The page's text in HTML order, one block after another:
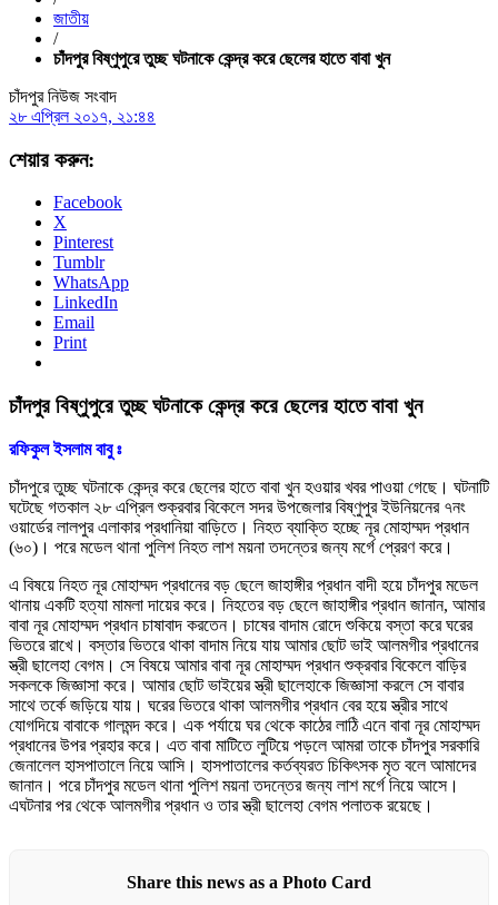
জাতীয়
/
চাঁদপুর বিষ্ণুপুরে তুচ্ছ ঘটনাকে কেন্দ্র করে ছেলের হাতে বাবা খুন
চাঁদপুর নিউজ সংবাদ
২৮ এপ্রিল ২০১৭, ২১:৪৪
শেয়ার করুন:
Facebook
X
Pinterest
Tumblr
WhatsApp
LinkedIn
Email
Print
চাঁদপুর বিষ্ণুপুরে তুচ্ছ ঘটনাকে কেন্দ্র করে ছেলের হাতে বাবা খুন
রফিকুল ইসলাম বাবু ঃ
চাঁদপুরে তুচ্ছ ঘটনাকে কেন্দ্র করে ছেলের হাতে বাবা খুন হওয়ার খবর পাওয়া গেছে। ঘটনাটি
ঘটেছে গতকাল ২৮ এপ্রিল শুক্রবার বিকেলে সদর উপজেলার বিষ্ণুপুর ইউনিয়নের ৭নং
ওয়ার্ডের লালপুর এলাকার প্রধানিয়া বাড়িতে। নিহত ব্যাক্তি হচ্ছে নূর মোহাম্মদ প্রধান
(৬০)। পরে মডেল থানা পুলিশ নিহত লাশ ময়না তদন্তের জন্য মর্গে প্রেরণ করে।
এ বিষয়ে নিহত নূর মোহাম্মদ প্রধানের বড় ছেলে জাহাঙ্গীর প্রধান বাদী হয়ে চাঁদপুর মডেল
থানায় একটি হত্যা মামলা দায়ের করে। নিহতের বড় ছেলে জাহাঙ্গীর প্রধান জানান, আমার
বাবা নূর মোহাম্মদ প্রধান চাষাবাদ করতেন। চাষের বাদাম রোদে শুকিয়ে বস্তা করে ঘরের
ভিতরে রাখে। বস্তার ভিতরে থাকা বাদাম নিয়ে যায় আমার ছোট ভাই আলমগীর প্রধানের
স্ত্রী ছালেহা বেগম। সে বিষয়ে আমার বাবা নূর মোহাম্মদ প্রধান শুক্রবার বিকেলে বাড়ির
সকলকে জিজ্ঞাসা করে। আমার ছোট ভাইয়ের স্ত্রী ছালেহাকে জিজ্ঞাসা করলে সে বাবার
সাথে তর্কে জড়িয়ে যায়। ঘরের ভিতরে থাকা আলমগীর প্রধান বের হয়ে স্ত্রীর সাথে
যোগদিয়ে বাবাকে গালমন্দ করে। এক পর্যায়ে ঘর থেকে কাঠের লাঠি এনে বাবা নূর মোহাম্মদ
প্রধানের উপর প্রহার করে। এত বাবা মাটিতে লুটিয়ে পড়লে আমরা তাকে চাঁদপুর সরকারি
জেনালেল হাসপাতালে নিয়ে আসি। হাসপাতালের কর্তব্যরত চিকিৎসক মৃত বলে আমাদের
জানান। পরে চাঁদপুর মডেল থানা পুলিশ ময়না তদন্তের জন্য লাশ মর্গে নিয়ে আসে।
এঘটনার পর থেকে আলমগীর প্রধান ও তার স্ত্রী ছালেহা বেগম পলাতক রয়েছে।
Share this news as a Photo Card